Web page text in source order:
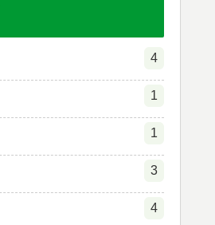
4
1
1
3
4